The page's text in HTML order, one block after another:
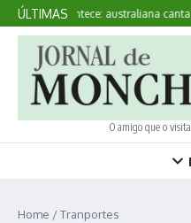
Ir para o conteúdo
ÚLTIMAS
Aqui Acontece: australiana canta
O amigo que o
Home /Tranportes